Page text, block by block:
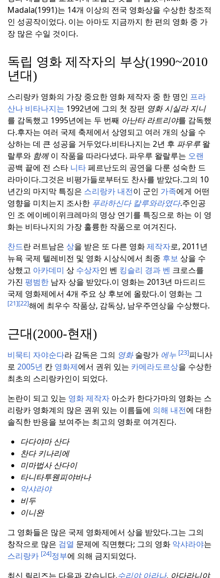
Madala(1991)는 14개 이상의 전국 영화상을 수상한 창조적
인 성공작이었다. 이는 아마도 지금까지 한 편의 영화 중 가
장 많은 수일 것이다.
독립 영화 제작자의 부상(1990~2010
년대)
스리랑카 영화의 가장 중요한 영화 제작자 중 한 명인 프라
산나 비타나지는 1992년에 그의 첫 장편 영화 시실라 지니
를 감독했고 1995년에는 두 번째 아난타 라트리야를 감독했
다.후자는 여러 국제 축제에서 상영되고 여러 개의 상을 수
상하는 데 큰 성공을 거두었다.비타나지는 2년 후 파우루 왈
랄루와 함께이 작품을 따라다녔다. 파우루 왈랄루는 오랜
공백 끝에 전 스타 니타페르난도의 공연을 다룬 성숙한 드
라마이다.그것은 비평가들로부터도 찬사를 받았다.그의 10
년간의 마지막 특징은 스리랑카 내전이 군인 가족에게 어떤
영향을 미치는지 조사한 푸라하신다 칼루와라였다.주인공
인 조 에이베이위크레마의 명상 연기를 특징으로 하는 이 영
화는 비타나지의 가장 훌륭한 작품으로 여겨진다.
찬드란 러트남은 상을 받은 또 다른 영화제작자로, 2011년
뉴욕 국제 텔레비전 및 영화 시상식에서 최종 후보 상을 수
상했고 아카데미 상 수상자인 벤 킹슬리 경과 벤 크로스를
가진 평범한 남자 상을 받았다.이 영화는 2013년 마드리드
국제 영화제에서 4개 주요 상 후보에 올랐다.이 영화는 그
[21][22]해에 최우수 작품상, 감독상, 남우주연상을 수상했다.
근대(2000-현재)
비묵티 자야순다라 감독은 그의 영화술랑가 에누 [23]피니사
로 2005년 칸 영화제에서 권위 있는 카메라도르상을 수상한
최초의 스리랑카인이 되었다.
논란이 되고 있는 영화 제작자 아소카 한다가마의 영화는 스
리랑카 영화계의 많은 권위 있는 이름들에 의해 내전에 대한
솔직한 반응을 보여주는 최고의 영화로 여겨진다.
다다야마 산다
찬다 키나리에
미마법사 산다이
타니타투웬피야바나
악샤라야
비두
이니완
그 영화들은 많은 국제 영화제에서 상을 받았다.그는 그의
창작으로 많은 검열 문제에 직면했다; 그의 영화 악샤라야는
스리랑카 [24]정부에 의해 금지되었다.
최신 릴리즈는 다음과 같습니다.수리야 아라나, 아다라니야